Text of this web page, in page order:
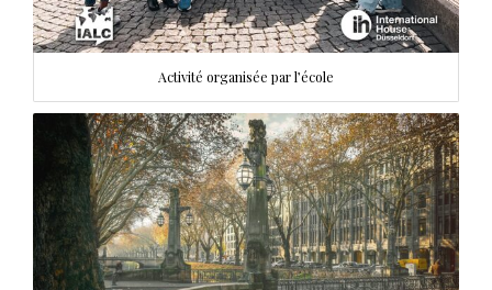
Activité organisée par l’école